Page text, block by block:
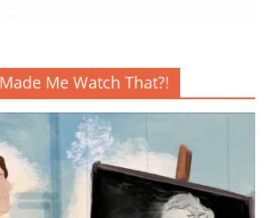
Me Watch That?!